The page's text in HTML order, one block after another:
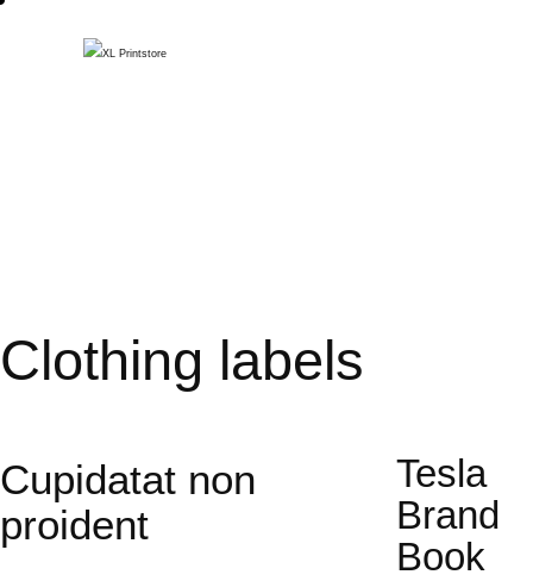
Clothing labels
Cupidatat non
proident
Tesla
Brand
Book